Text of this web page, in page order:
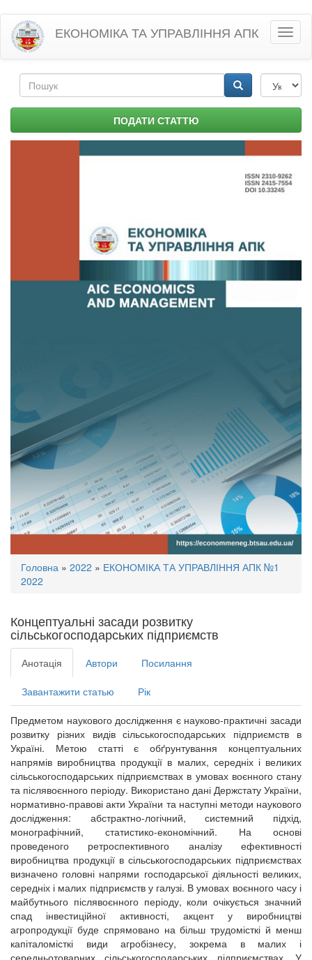
Перейти
основного
матеріалу
ЕКОНОМІКА ТА УПРАВЛІННЯ АПК
Пошукова
форма ПОДАТИ СТАТТЮ
Ви
тут
Головна » 2022 » ЕКОНОМІКА ТА УПРАВЛІННЯ АПК №1
2022
Концептуальні засади розвитку
сільськогосподарських підприємств
Анотація Автори Посилання
Завантажити статью Рік
Предметом наукового дослідження є науково-практичні засади
розвитку різних видів сільськогосподарських підприємств в
Україні. Метою статті є обґрунтування концептуальних
напрямів виробництва продукції в малих, середніх і великих
сільськогосподарських підприємствах в умовах воєнного стану
та післявоєнного періоду. Використано дані Держстату України,
нормативно-правові акти України та наступні методи наукового
дослідження: абстрактно-логічний, системний підхід,
монографічний, статистико-економічний. На основі
проведеного ретроспективного аналізу ефективності
виробництва продукції в сільськогосподарських підприємствах
визначено головні напрями господарської діяльності великих,
середніх і малих підприємств у галузі. В умовах воєнного часу і
майбутнього післявоєнного періоду, коли очікується значний
спад інвестиційної активності, акцент у виробництві
агропродукції буде спрямовано на більш трудомісткі й менш
капіталомісткі види агробізнесу, зокрема в малих і
середньотоварних сільськогосподарських підприємствах. У